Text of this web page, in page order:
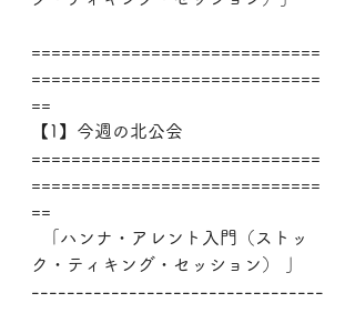
=============================
=============================
==
【1】今週の北公会
=============================
=============================
==
「ハンナ・アレント入門（ストッ
ク・ティキング・セッション） 」
---------------------------------